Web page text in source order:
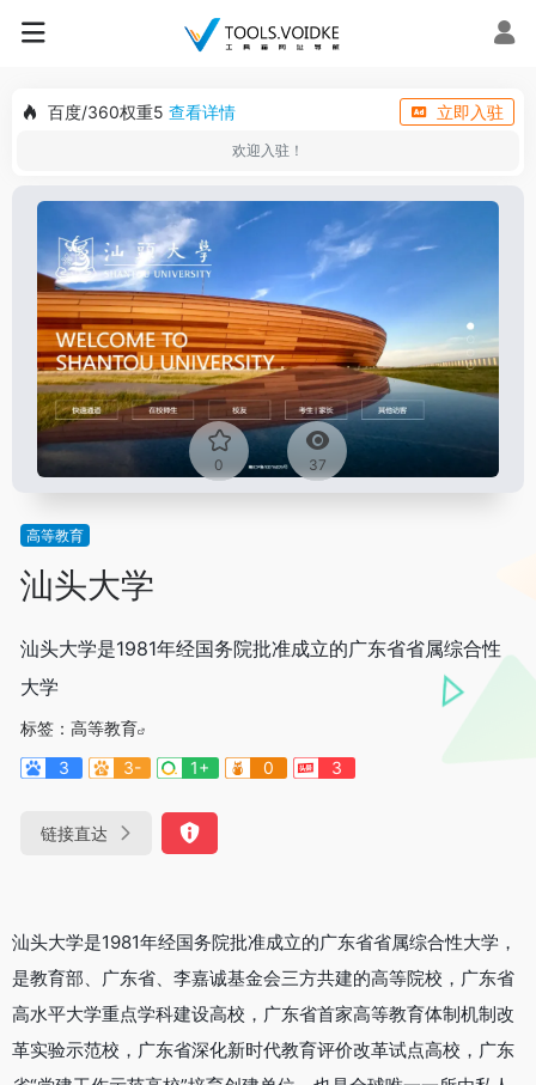
百度/360权重5 查看详情 立即入驻
欢迎入驻！
0 37
高等教育
汕头大学
汕头大学是1981年经国务院批准成立的广东省省属综合性
大学
标签： 高等教育
3
3- 1+ 0 3
链接直达
汕头大学是1981年经国务院批准成立的广东省省属综合性大学，
是教育部、广东省、李嘉诚基金会三方共建的高等院校，广东省
高水平大学重点学科建设高校，广东省首家高等教育体制机制改
革实验示范校，广东省深化新时代教育评价改革试点高校，广东